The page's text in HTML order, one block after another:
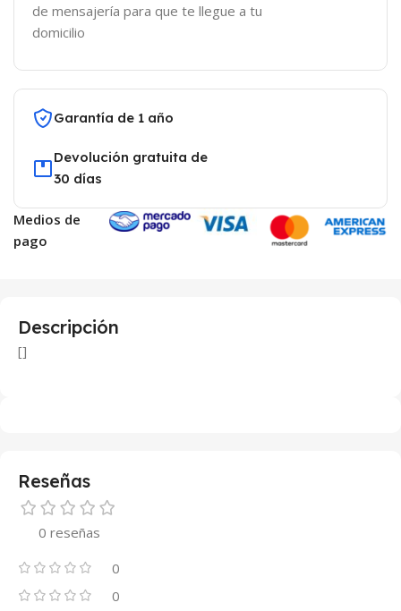
de mensajería para que te llegue a tu
domicilio
Garantía de 1 año
Devolución gratuita de
30 días
Medios de
pago
Descripción
[]
Reseñas
0 reseñas
0
0